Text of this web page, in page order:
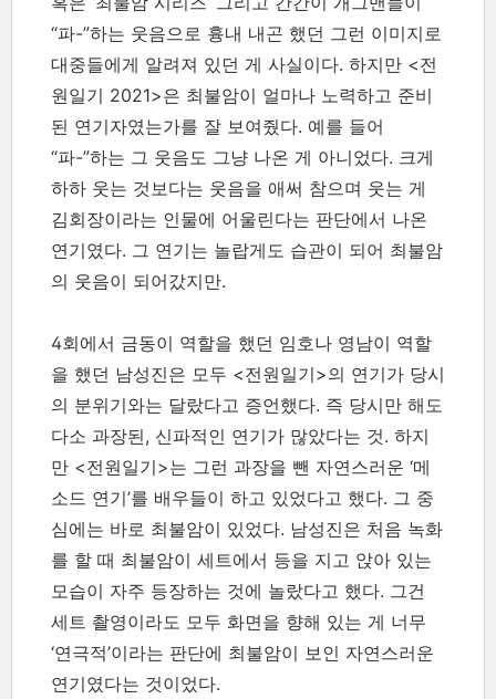
“파-”하는 웃음으로 흉내 내곤 했던 그런 이미지로
대중들에게 알려져 있던 게 사실이다. 하지만 <전
원일기 2021>은 최불암이 얼마나 노력하고 준비
된 연기자였는가를 잘 보여줬다. 예를 들어
“파-”하는 그 웃음도 그냥 나온 게 아니었다. 크게
하하 웃는 것보다는 웃음을 애써 참으며 웃는 게
김회장이라는 인물에 어울린다는 판단에서 나온
연기였다. 그 연기는 놀랍게도 습관이 되어 최불암
의 웃음이 되어갔지만.
4회에서 금동이 역할을 했던 임호나 영남이 역할
을 했던 남성진은 모두 <전원일기>의 연기가 당시
의 분위기와는 달랐다고 증언했다. 즉 당시만 해도
다소 과장된, 신파적인 연기가 많았다는 것. 하지
만 <전원일기>는 그런 과장을 뺀 자연스러운 ‘메
소드 연기’를 배우들이 하고 있었다고 했다. 그 중
심에는 바로 최불암이 있었다. 남성진은 처음 녹화
를 할 때 최불암이 세트에서 등을 지고 앉아 있는
모습이 자주 등장하는 것에 놀랐다고 했다. 그건
세트 촬영이라도 모두 화면을 향해 있는 게 너무
‘연극적’이라는 판단에 최불암이 보인 자연스러운
연기였다는 것이었다.